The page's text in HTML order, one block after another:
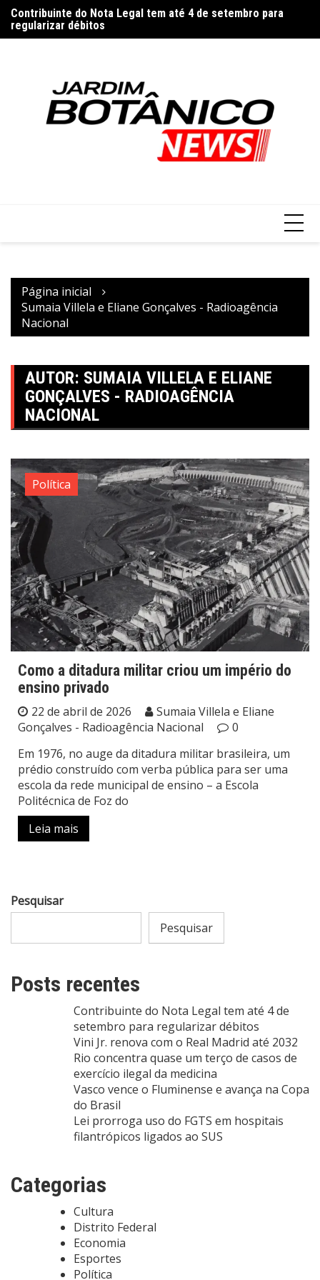
para
o
Contribuinte do Nota Legal tem até 4 de setembro para
regularizar débitos
Página inicial
Sumaia Villela e Eliane Gonçalves - Radioagência
Nacional
AUTOR: SUMAIA VILLELA E ELIANE
GONÇALVES - RADIOAGÊNCIA
NACIONAL
Política
Como a ditadura militar criou um império do
ensino privado
22 de abril de 2026
Sumaia Villela e Eliane
Gonçalves - Radioagência Nacional
0
Em 1976, no auge da ditadura militar brasileira, um
prédio construído com verba pública para ser uma
escola da rede municipal de ensino – a Escola
Politécnica de Foz do
Leia mais
Pesquisar
Pesquisar
Posts recentes
Contribuinte do Nota Legal tem até 4 de
setembro para regularizar débitos
Vini Jr. renova com o Real Madrid até 2032
Rio concentra quase um terço de casos de
exercício ilegal da medicina
Vasco vence o Fluminense e avança na Copa
do Brasil
Lei prorroga uso do FGTS em hospitais
filantrópicos ligados ao SUS
Categorias
Cultura
Distrito Federal
Economia
Esportes
Política